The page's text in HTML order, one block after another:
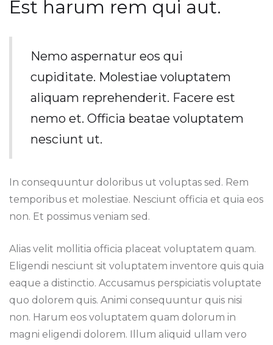
Est harum rem qui aut.
Nemo aspernatur eos qui
cupiditate. Molestiae voluptatem
aliquam reprehenderit. Facere est
nemo et. Officia beatae voluptatem
nesciunt ut.
In consequuntur doloribus ut voluptas sed. Rem
temporibus et molestiae. Nesciunt officia et quia eos
non. Et possimus veniam sed.
Alias velit mollitia officia placeat voluptatem quam.
Eligendi nesciunt sit voluptatem inventore quis quia
eaque a distinctio. Accusamus perspiciatis voluptate
quo dolorem quis. Animi consequuntur quis nisi
non. Harum eos voluptatem quam dolorum in
magni eligendi dolorem. Illum aliquid ullam vero